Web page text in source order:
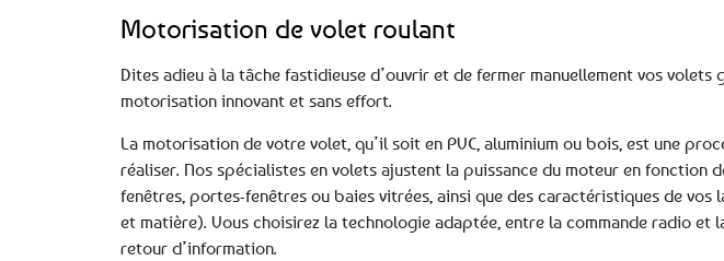
Motorisation de volet roulant
Dites adieu à la tâche fastidieuse d’ouvrir et de fermer manuellement vos volets
motorisation innovant et sans effort.
La motorisation de votre volet, qu’il soit en PVC, aluminium ou bois, est une
réaliser. Nos spécialistes en volets ajustent la puissance du moteur en fonction
fenêtres, portes-fenêtres ou baies vitrées, ainsi que des caractéristiques de vos
et matière). Vous choisirez la technologie adaptée, entre la commande radio et
retour d’information.